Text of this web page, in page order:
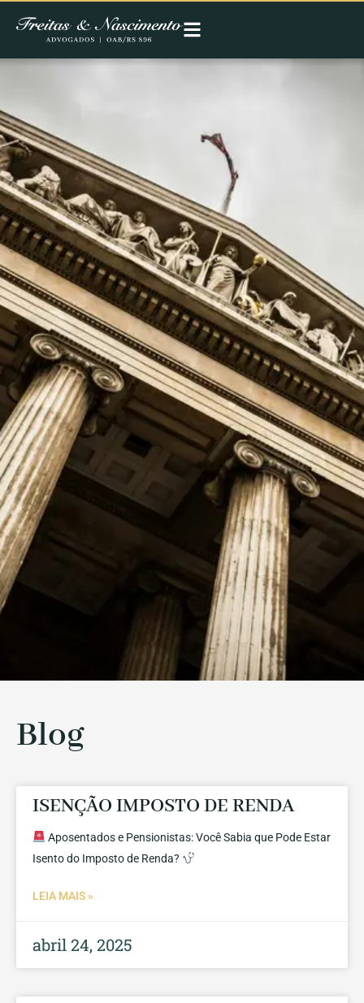
Blog
ISENÇÃO IMPOSTO DE RENDA
Aposentados e Pensionistas: Você Sabia que Pode Estar
Isento do Imposto de Renda?
LEIA MAIS »
abril 24, 2025